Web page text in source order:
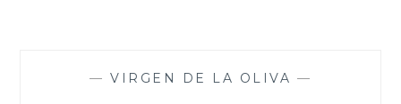
— VIRGEN DE LA OLIVA —